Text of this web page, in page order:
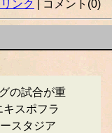
ンク
| コメント(0)
の試合が重
スポフラ
スタジア